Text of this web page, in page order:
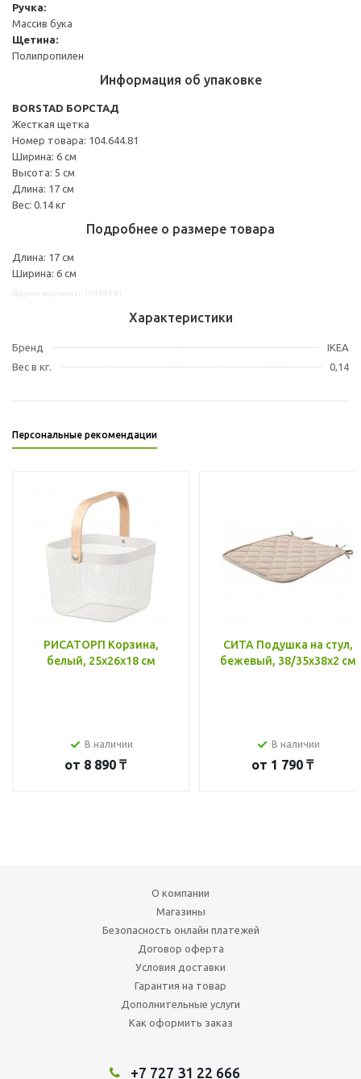
Ручка:
Массив бука
Щетина:
Полипропилен
Информация об упаковке
BORSTAD БОРСТАД
Жесткая щетка
Номер товара: 104.644.81
Ширина: 6 см
Высота: 5 см
Длина: 17 см
Вес: 0.14 кг
Подробнее о размере товара
Длина: 17 см
Ширина: 6 см
Характеристики
Бренд
IKEA
Вес в кг.
0,14
Персональные рекомендации
РИСАТОРП Корзина,
белый, 25x26x18 см
В наличии
от 8 890 ₸
СИТА Подушка на стул,
бежевый, 38/35x38x2 см
В наличии
от 1 790 ₸
О компании
Магазины
Безопасность онлайн платежей
Договор оферта
Условия доставки
Гарантия на товар
Дополнительные услуги
Как оформить заказ
+7 727 31 22 666